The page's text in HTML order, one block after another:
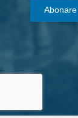
Abonare